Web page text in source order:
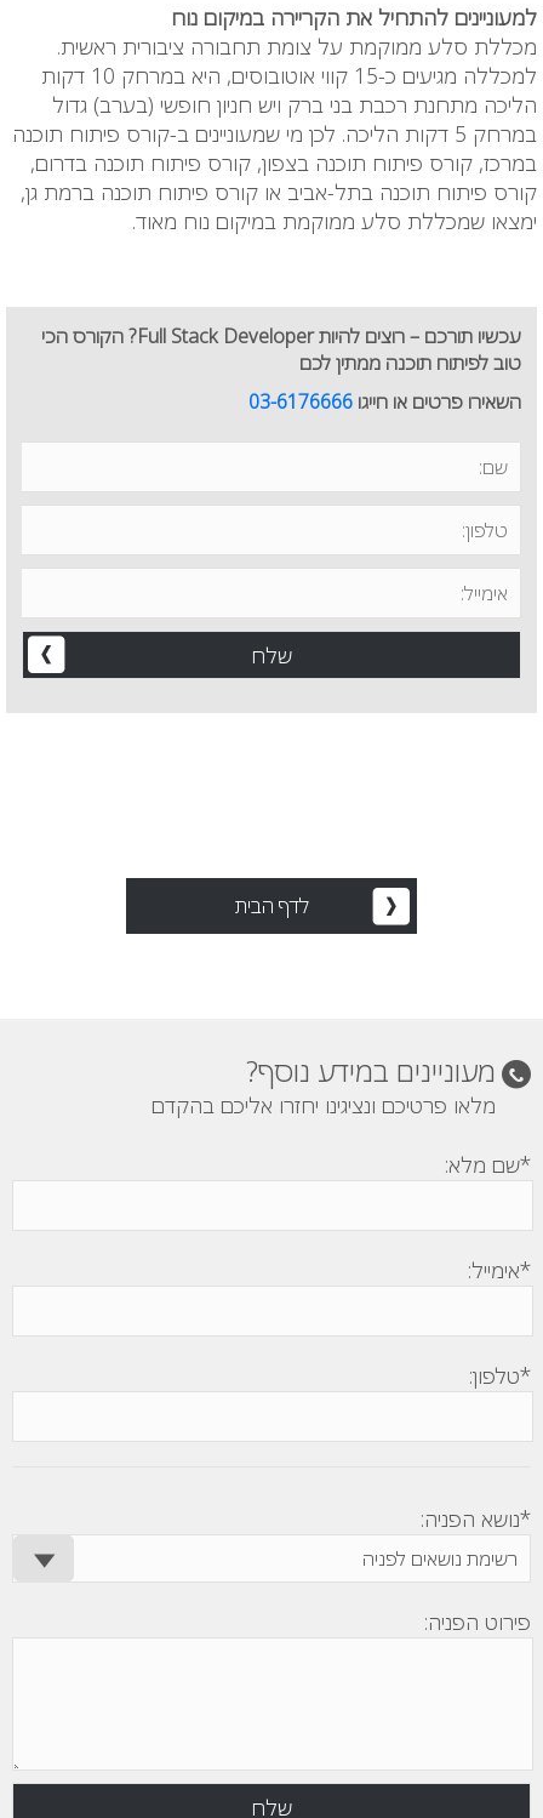
למעוניינים להתחיל את הקריירה במיקום נוח
מכללת סלע ממוקמת על צומת תחבורה ציבורית ראשית.
למכללה מגיעים כ-15 קווי אוטובוסים, היא במרחק 10 דקות
הליכה מתחנת רכבת בני ברק ויש חניון חופשי (בערב) גדול
במרחק 5 דקות הליכה. לכן מי שמעוניינים ב-קורס פיתוח תוכנה
במרכז, קורס פיתוח תוכנה בצפון, קורס פיתוח תוכנה בדרום,
קורס פיתוח תוכנה בתל-אביב או קורס פיתוח תוכנה ברמת גן,
ימצאו שמכללת סלע ממוקמת במיקום נוח מאוד.
עכשיו תורכם – רוצים להיות Full Stack Developer? הקורס הכי
טוב לפיתוח תוכנה ממתין לכם
השאירו פרטים או חייגו03-6176666
לדף הבית
מעוניינים במידע נוסף?
מלאו פרטיכם ונציגינו יחזרו אליכם בהקדם
*שם מלא:
*אימייל:
*טלפון:
*נושא הפניה:
פירוט הפניה: